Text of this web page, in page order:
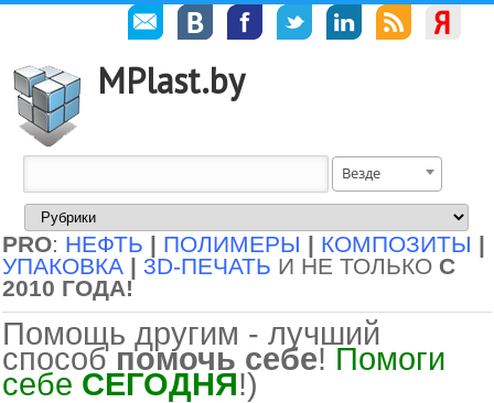
MPlast.by
Везде
PRO: НЕФТЬ | ПОЛИМЕРЫ | КОМПОЗИТЫ |
УПАКОВКА | 3D-ПЕЧАТЬ И НЕ ТОЛЬКО С
2010 ГОДА!
Помощь другим - лучший
способ помочь себе! Помоги
себе СЕГОДНЯ!)